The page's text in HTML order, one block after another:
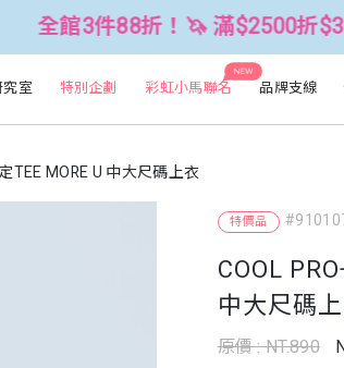
滿$2500折$300 (可累折）
室 特別企劃
NEW
彩虹小馬聯名 品牌支線
特價品
COOL
中大尺碼
原價 : NT.890
TEE MORE U 中大尺碼上衣